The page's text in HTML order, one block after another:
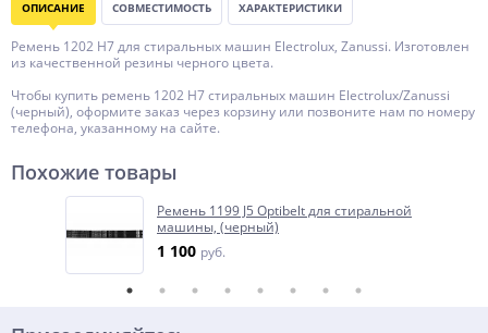
ОПИСАНИЕ СОВМЕСТИМОСТЬ ХАРАКТЕРИСТИКИ
Ремень 1202 H7 для стиральных машин Electrolux, Zanussi. Изготовлен
из качественной резины черного цвета.
Чтобы купить ремень 1202 H7 стиральных машин Electrolux/Zanussi
(черный), оформите заказ через корзину или позвоните нам по номеру
телефона, указанному на сайте.
Похожие товары
Ремень 1199 J5 Optibelt для стиральной
машины, (черный)
1 100 руб.